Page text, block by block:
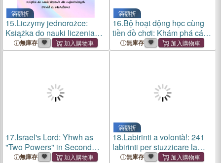
滿額折
15.Liczymy jednorożce:
Książka do nauki liczenia
dla najmlodszych
無庫存
滿額折
16.Bộ hoạt động học cùng
tiền đồ chơi: Khám phá các
số lớn cùng tiền đồ c
無庫存
17.Israel's Lord: Yhwh as
"Two Powers" in Second
Temple Literature
無庫存
滿額折
18.Labirinti a volontà!: 241
labirinti per stuzzicare la
mente, dai facili agli estremi
無庫存